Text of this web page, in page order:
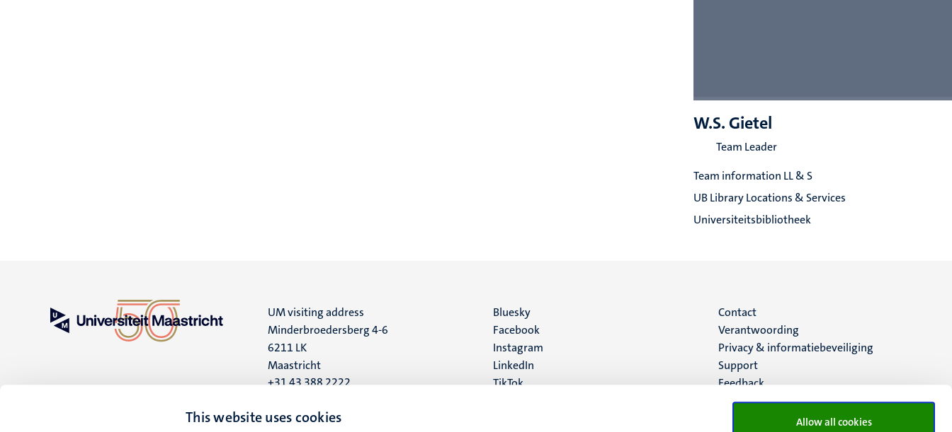
This website uses cookies Allow all cookies
W.S. Gietel
Team Leader
Team information LL & S
UB Library Locations & Services
Universiteitsbibliotheek
UM visiting address
Minderbroedersberg 4-6
6211 LK
Maastricht
+31 43 388 2222
UM postal address
Social
media
Bluesky
Facebook
Instagram
LinkedIn
TikTok
Menu
footer
(NL)
Contact
Verantwoording
Privacy & informatiebeveiliging
Support
Feedback